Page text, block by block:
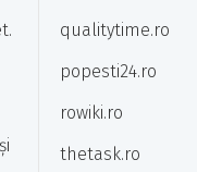
qualitytime.ro
popesti24.ro
rowiki.ro
thetask.ro